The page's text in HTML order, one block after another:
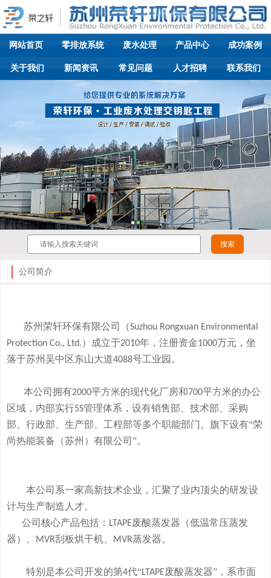
网站首页 零排放系统 废水处理 产品中心 成功案例
关于我们 新闻资讯 常见问题 人才招聘 联系我们
公司简介
苏州荣轩环保有限公司（Suzhou Rongxuan Environmental
Protection Co., Ltd.）成立于2010年，注册资金1000万元，坐
落于苏州吴中区东山大道4088号工业园。
本公司拥有2000平方米的现代化厂房和700平方米的办公
区域，内部实行5S管理体系，设有销售部、技术部、采购
部、行政部、生产部、工程部等多个职能部门。旗下设有“荣
尚热能装备（苏州）有限公司”。
本公司系一家高新技术企业，汇聚了业内顶尖的研发设
计与生产制造人才。
公司核心产品包括： LTAPE废酸蒸发器 （低温常压蒸发
器）、
MVR刮板烘干机、 MVR蒸发器。
特别是本公司开发的第4代“LTAPE废酸蒸发器” ，系市面